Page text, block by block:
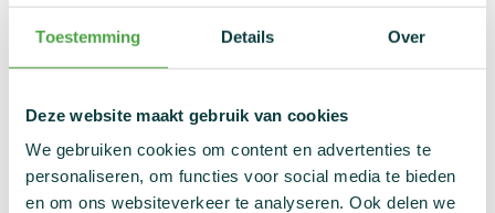
Toestemming Details Over
Deze website maakt gebruik van cookies
We gebruiken cookies om content en advertenties te
personaliseren, om functies voor social media te bieden
en om ons websiteverkeer te analyseren. Ook delen we
Dopingcontrole
Meldpunt dopingmisbruik
Home
Wie zoekt die vindt